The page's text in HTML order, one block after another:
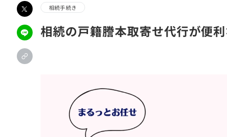
相続手続き
相続の戸籍謄本取寄せ代行が便